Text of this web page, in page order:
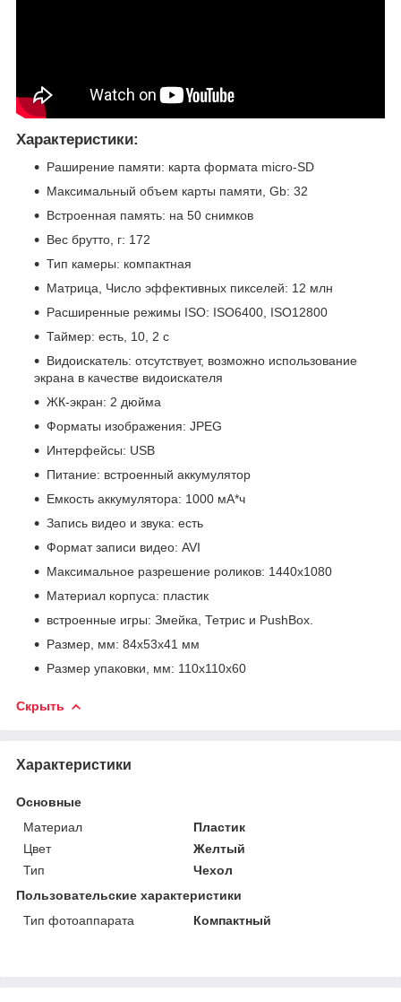
Характеристики:
Раширение памяти: карта формата micro-SD
Максимальный объем карты памяти, Gb: 32
Встроенная память: на 50 снимков
Вес брутто, г: 172
Тип камеры: компактная
Матрица, Число эффективных пикселей: 12 млн
Расширенные режимы ISO: ISO6400, ISO12800
Таймер: есть, 10, 2 c
Видоискатель: отсутствует, возможно использование
экрана в качестве видоискателя
ЖК-экран: 2 дюйма
Форматы изображения: JPEG
Интерфейсы: USB
Питание: встроенный аккумулятор
Емкость аккумулятора: 1000 мА*ч
Запись видео и звука: есть
Формат записи видео: AVI
Максимальное разрешение роликов: 1440х1080
Материал корпуса: пластик
встроенные игры: Змейка, Тетрис и PushBox.
Размер, мм: 84x53x41 мм
Размер упаковки, мм: 110х110х60
Скрыть
Характеристики
Основные
Материал
Пластик
Цвет
Желтый
Тип
Чехол
Пользовательские характеристики
Тип фотоаппарата
Компактный